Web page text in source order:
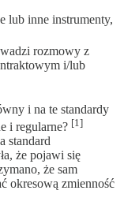
lub inne instrumenty,
rozmowy z
i/lub
i na te standardy
i regularne? [1]
standard
że pojawi się
że sam
okresową zmienność